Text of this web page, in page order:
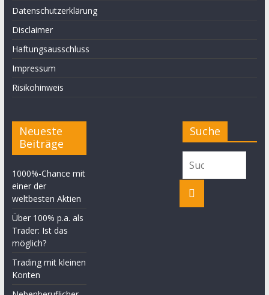
Datenschutzerklärung
Disclaimer
Haftungsausschluss
Impressum
Risikohinweis
Neueste
Beiträge
1000%-Chance mit
einer der
weltbesten Aktien
Über 100% p.a. als
Trader: Ist das
möglich?
Trading mit kleinen
Konten
Suche